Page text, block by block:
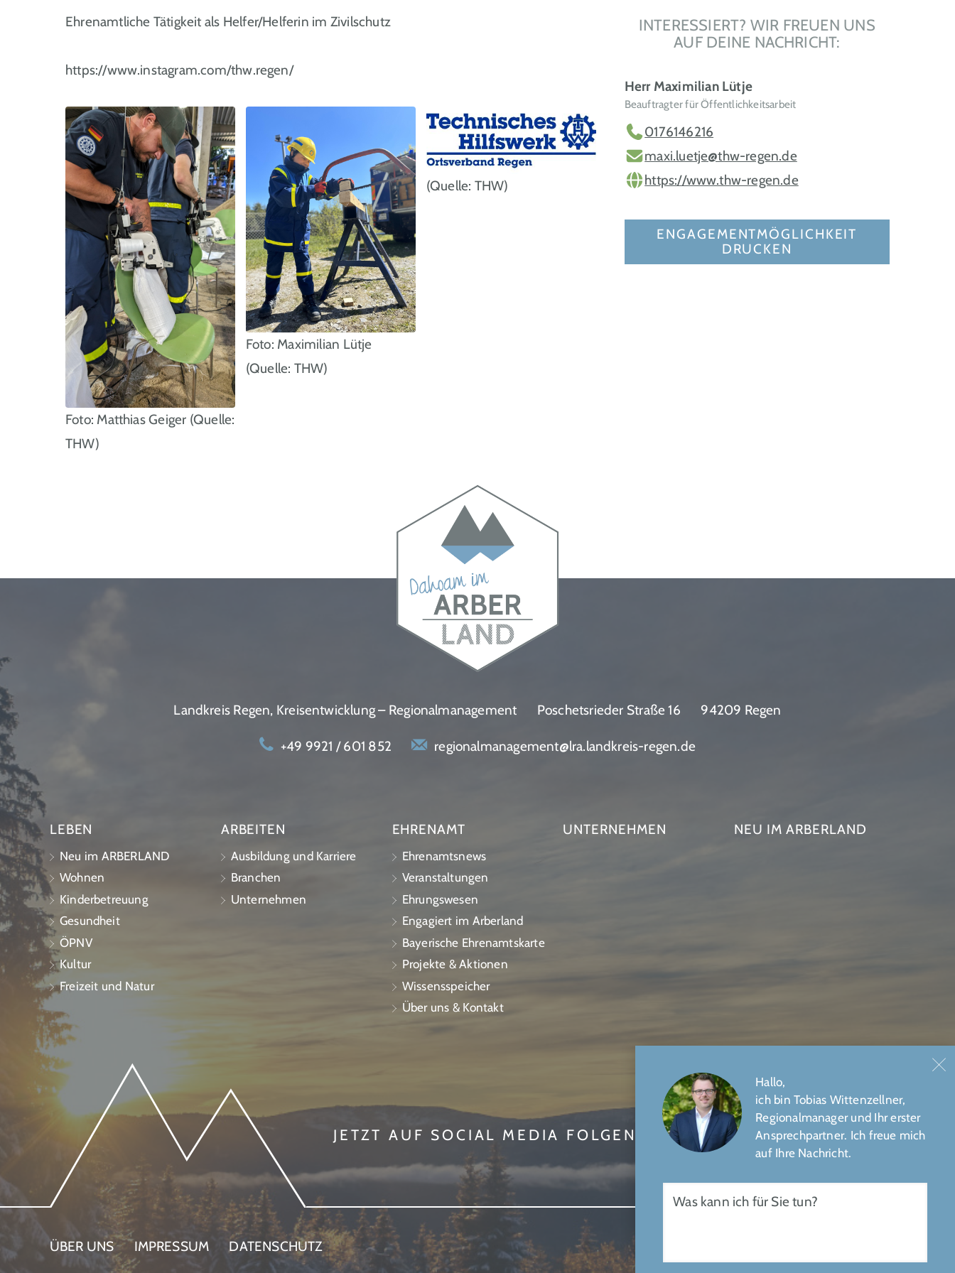
Ehrenamtliche Tätigkeit als Helfer/Helferin im Zivilschutz
https://www.instagram.com/thw.regen/
Foto: Matthias Geiger (Quelle:
THW)
Foto: Maximilian Lütje
(Quelle: THW)
(Quelle: THW)
INTERESSIERT? WIR FREUEN UNS
AUF DEINE NACHRICHT:
Herr Maximilian Lütje
Beauftragter für Öffentlichkeitsarbeit
0176146216
maxi.luetje@thw-regen.de
https://www.thw-regen.de
ENGAGEMENTMÖGLICHKEIT
DRUCKEN
Hallo,
ich bin Tobias Wittenzellner,
Regionalmanager und Ihr erster
Ansprechpartner. Ich freue mich
auf Ihre Nachricht.
Landkreis Regen, Kreisentwicklung – Regionalmanagement Poschetsrieder Straße 16 94209 Regen
+49 9921 / 601 852 regionalmanagement@lra.landkreis-regen.de
LEBEN
Neu im ARBERLAND
Wohnen
Kinderbetreuung
Gesundheit
ÖPNV
Kultur
Freizeit und Natur
ARBEITEN
Ausbildung und Karriere
Branchen
Unternehmen
EHRENAMT
Ehrenamtsnews
Veranstaltungen
Ehrungswesen
Engagiert im Arberland
Bayerische Ehrenamtskarte
Projekte & Aktionen
Wissensspeicher
Über uns & Kontakt
UNTERNEHMEN NEU IM ARBERLAND
JETZT AUF SOCIAL MEDIA FOLGEN
ÜBER UNS IMPRESSUM DATENSCHUTZ